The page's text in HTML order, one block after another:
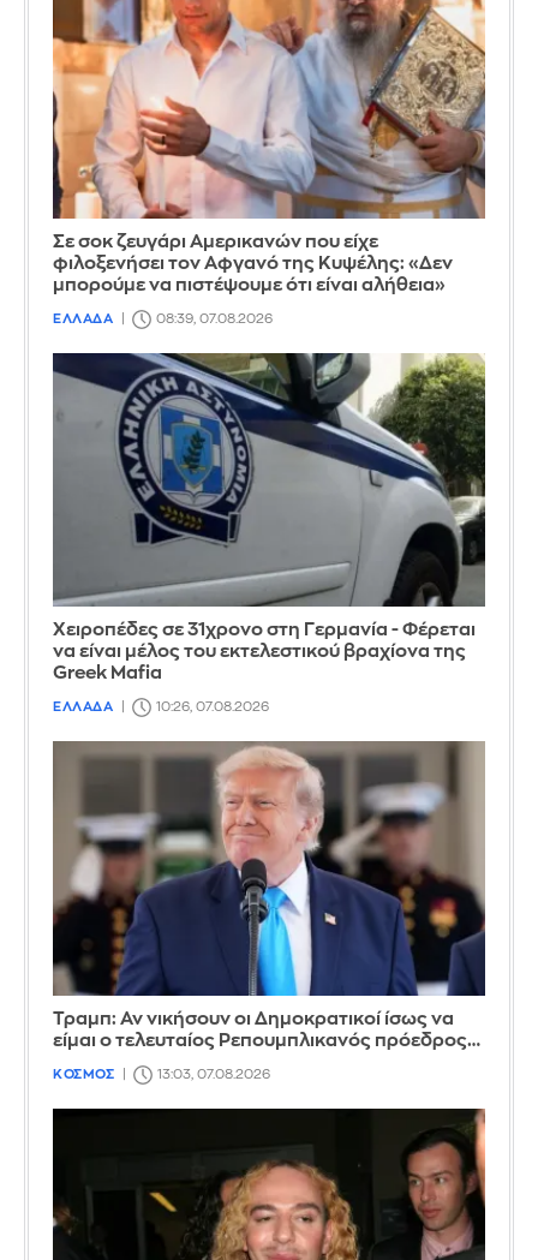
Σε σοκ ζευγάρι Αμερικανών που είχε
φιλοξενήσει τον Αφγανό της Κυψέλης: «Δεν
μπορούμε να πιστέψουμε ότι είναι αλήθεια»
ΕΛΛΑΔΑ 08:39, 07.08.2026
Χειροπέδες σε 31χρονο στη Γερμανία - Φέρεται
να είναι μέλος του εκτελεστικού βραχίονα της
Greek Mafia
ΕΛΛΑΔΑ 10:26, 07.08.2026
Τραμπ: Αν νικήσουν οι Δημοκρατικοί ίσως να
είμαι ο τελευταίος Ρεπουμπλικανός πρόεδρος…
ΚΟΣΜΟΣ 13:03, 07.08.2026